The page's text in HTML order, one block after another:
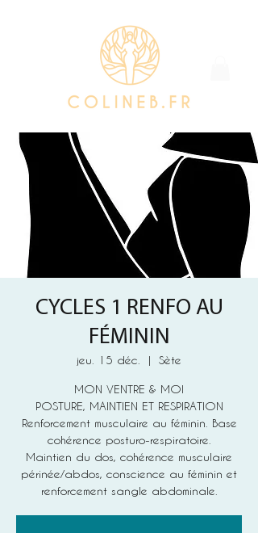
CYCLES 1 RENFO AU
FÉMININ
jeu. 15 déc.
  |
Sète
MON VENTRE & MOI
POSTURE, MAINTIEN ET RESPIRATION
Renforcement musculaire au féminin. Base
cohérence posturo-respiratoire.
Maintien du dos, cohérence musculaire
périnée/abdos, conscience au féminin et
renforcement sangle abdominale.